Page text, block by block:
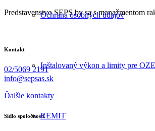
Ochrana osobných údajov
Inštalovaný výkon a limity pre OZE
REMIT
Predstavenstvo SEPS by sa s manažmentom
Kontakt
02/5069 2191
info@sepsas.sk
Ďalšie kontakty
Sídlo spoločnosti